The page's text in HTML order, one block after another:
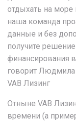
отдыхать на море
наша команда
данные и без
получите
финансирования
говорит Людмила
VAB Лизинг
Отныне VAB
времени (а